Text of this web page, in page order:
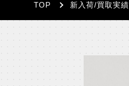
TOP 新入荷/買取実績